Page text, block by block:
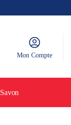
Mon Compte
Savon